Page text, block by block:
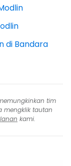
di Bandara
tim
mengklik tautan
kami.